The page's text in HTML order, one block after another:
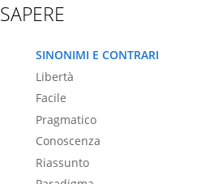
SAPERE
SINONIMI E CONTRARI
Libertà
Facile
Pragmatico
Conoscenza
Riassunto